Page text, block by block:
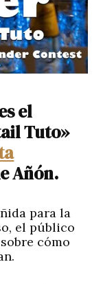
el
Tuto»
Añón.
para la
el público
sobre cómo